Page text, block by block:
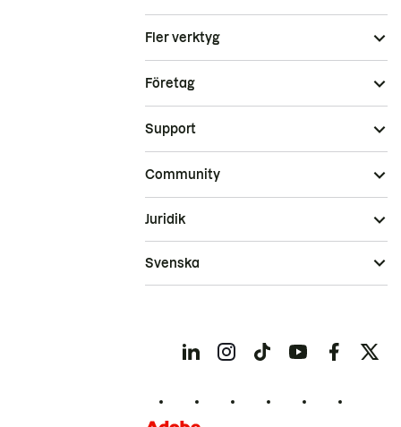
Fler verktyg
Företag
Support
Community
Juridik
Svenska